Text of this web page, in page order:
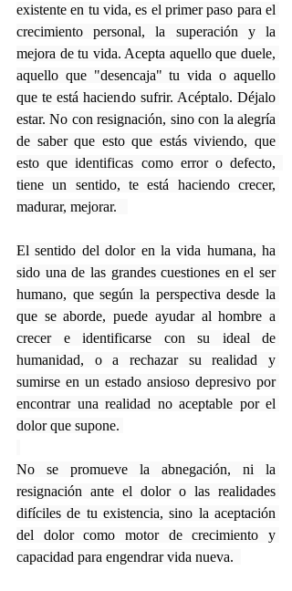
existente en tu vida, es el primer paso para el
crecimiento personal, la superación y la
mejora de tu vida. Acepta aquello que duele,
aquello que "desencaja" tu vida o aquello
que te está haciendo sufrir. Acéptalo. Déjalo
estar. No con resignación, sino con la alegría
de saber que esto que estás viviendo, que
esto que identificas como error o defecto,
tiene un sentido, te está haciendo crecer,
madurar, mejorar.
El sentido del dolor en la vida humana, ha
sido una de las grandes cuestiones en el ser
humano, que según la perspectiva desde la
que se aborde, puede ayudar al hombre a
crecer e identificarse con su ideal de
humanidad, o a rechazar su realidad y
sumirse en un estado ansioso depresivo por
encontrar una realidad no aceptable por el
dolor que supone.
No se promueve la abnegación, ni la
resignación ante el dolor o las realidades
difíciles de tu existencia, sino la aceptación
del dolor como motor de crecimiento y
capacidad para engendrar vida nueva.